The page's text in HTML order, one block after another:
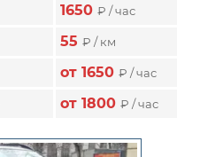
1650₽ / час
55₽ / км
от 1650₽ / час
от 1800₽ / час